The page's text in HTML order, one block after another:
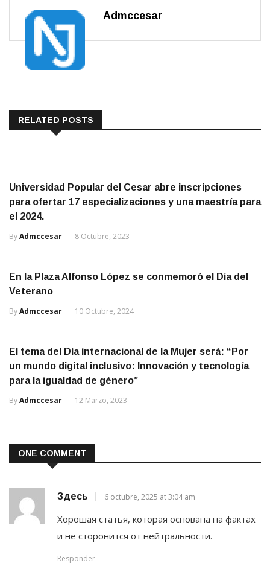
Admccesar
RELATED POSTS
Universidad Popular del Cesar abre inscripciones
para ofertar 17 especializaciones y una maestría para
el 2024.
ByAdmccesar 8 Octubre, 2023
En la Plaza Alfonso López se conmemoró el Día del
Veterano
ByAdmccesar 10 Octubre, 2024
El tema del Día internacional de la Mujer será: “Por
un mundo digital inclusivo: Innovación y tecnología
para la igualdad de género”
ByAdmccesar 12 Marzo, 2023
ONE COMMENT
Здесь 6 octubre, 2025 at 3:04 am
Хорошая статья, которая основана на фактах
и не сторонится от нейтральности.
Responder